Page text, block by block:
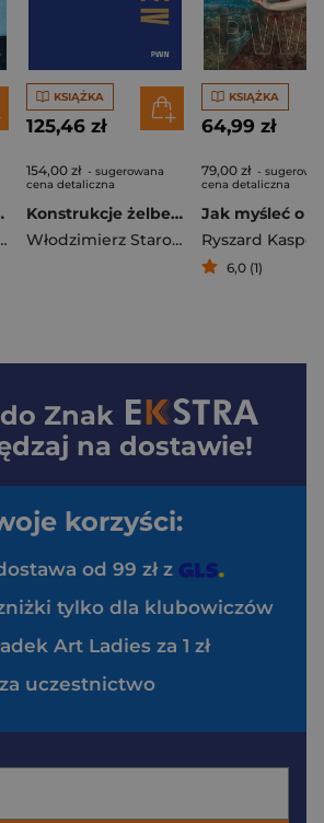
świecie
KSIĄŻKA
125,46 zł
154,00 zł - sugerowana
cena detaliczna
Konstrukcje żelbetowe według Eurokodu 2 i norm związanych. Tom 4
Włodzimierz Starosolski
KSIĄŻKA
64,99 zł
79,00 zł -
cena detaliczna
6,0 (1)
Znak
na dostawie!
korzyści:
od 99 zł z
tylko dla klubowiczów
Art Ladies za 1 zł
uczestnictwo